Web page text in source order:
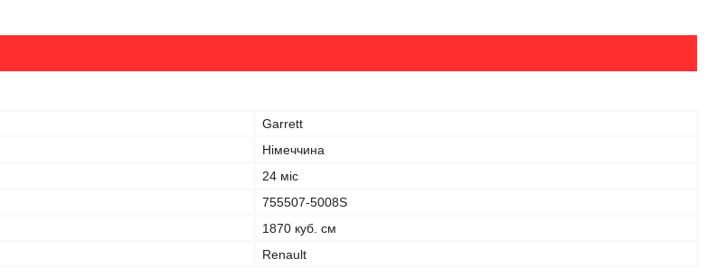
Garrett
Німеччина
24 міс
755507-5008S
1870 куб. см
Renault